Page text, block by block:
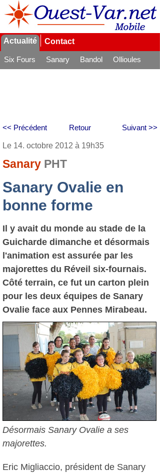
Actualité Contact
Six Fours Sanary Bandol
Ollioules
Retour
<< Précédent Suivant >>
Le 14. octobre 2012 à 19h35
Sanary PHT
Sanary Ovalie en
bonne forme
Il y avait du monde au stade de la
Guicharde dimanche et désormais
l'animation est assurée par les
majorettes du Réveil six-fournais.
Côté terrain, ce fut un carton plein
pour les deux équipes de Sanary
Ovalie face aux Pennes Mirabeau.
Désormais Sanary Ovalie a ses
majorettes.
Eric Migliaccio, président de Sanary